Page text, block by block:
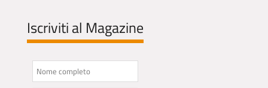
Iscriviti al Magazine